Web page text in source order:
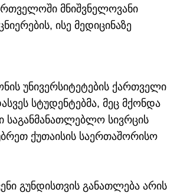
მნიშვნელოვანი
ისე მედიცინაზე
უნივერსიტეტების ქართველი
სტუდენტებმა, მეც მქონდა
საგანმანათლებლო სივრცის
ქუთაისის საერთაშორისო
გუნდისთვის განათლება არის